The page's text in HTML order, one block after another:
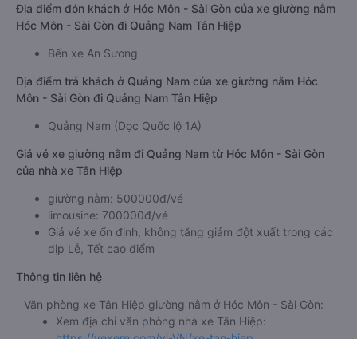
Địa điểm đón khách ở Hóc Môn - Sài Gòn của xe giường nằm
Hóc Môn - Sài Gòn đi Quảng Nam Tân Hiệp
Bến xe An Sương
Địa điểm trả khách ở Quảng Nam của xe giường nằm Hóc
Môn - Sài Gòn đi Quảng Nam Tân Hiệp
Quảng Nam (Dọc Quốc lộ 1A)
Giá vé xe giường nằm đi Quảng Nam từ Hóc Môn - Sài Gòn
của nhà xe Tân Hiệp
giường nằm: 500000đ/vé
limousine: 700000đ/vé
Giá vé xe ổn định, không tăng giảm đột xuất trong các
dịp Lễ, Tết cao điểm
Thông tin liên hệ
Văn phòng xe Tân Hiệp giường nằm ở Hóc Môn - Sài Gòn:
Xem địa chỉ văn phòng nhà xe Tân Hiệp: